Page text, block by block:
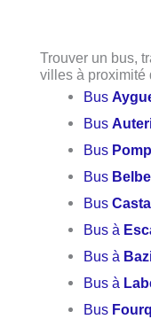
Trouver un bus,
villes à proximité
Bus
Bus
Bus
Bus
Bus
Bus à
Bus à
Bus à
Bus